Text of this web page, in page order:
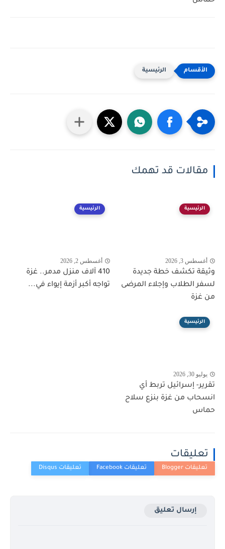
الرئيسية
مقالات قد تهمك
الرئيسية
أغسطس 3, 2026
وثيقة تكشف خطة جديدة
لسفر الطلاب وإجلاء المرضى
من غزة
الرئيسية
أغسطس 2, 2026
410 آلاف منزل مدمر.. غزة
تواجه أكبر أزمة إيواء في...
الرئيسية
يوليو 30, 2026
تقرير- إسرائيل تربط أي
انسحاب من غزة بنزع سلاح
حماس
تعليقات
إرسال تعليق